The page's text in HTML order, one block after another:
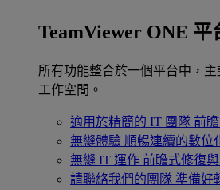
TeamViewer ONE 平
所有功能整合於一個平台中，
工作空間。
適用於精簡的 IT 團隊 前
無縫體驗 順暢連續的數位
無縫 IT 運作 前瞻式修復
請聯絡我們的團隊 準備好